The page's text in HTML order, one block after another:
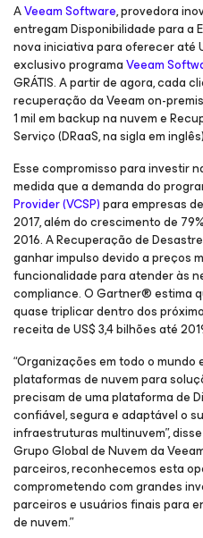
AVeeam Software, provedora
entregam Disponibilidade para a
nova iniciativa para oferecer até
exclusivo programaVeeam
GRÁTIS. A partir de agora, cada
recuperação da Veeam on-
1 mil em backup na nuvem e
Serviço (DRaaS, na sigla em
Esse compromisso para investir
medida que a demanda do
Provider (VCSP)para empresas
2017, além do crescimento de
2016. A Recuperação de
ganhar impulso devido a preços
funcionalidade para atender às
compliance. O Gartner® estima
quase triplicar dentro dos
receita de US$ 3,4 bilhões até
“Organizações em todo o
plataformas de nuvem para
precisam de uma plataforma de
confiável, segura e adaptável o
infraestruturas multinuvem”,
Grupo Global de Nuvem da
parceiros, reconhecemos esta
comprometendo com grandes
parceiros e usuários finais para
de nuvem.”